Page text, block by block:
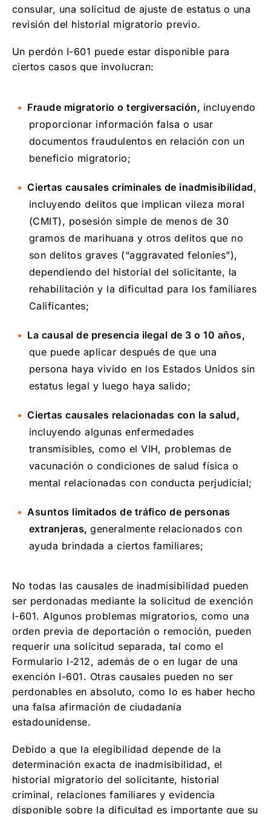
consular, una solicitud de ajuste de estatus o una
revisión del historial migratorio previo.
Un perdón I-601 puede estar disponible para
ciertos casos que involucran:
Fraude migratorio o tergiversación, incluyendo
proporcionar información falsa o usar
documentos fraudulentos en relación con un
beneficio migratorio;
Ciertas causales criminales de inadmisibilidad,
incluyendo delitos que implican vileza moral
(CMIT), posesión simple de menos de 30
gramos de marihuana y otros delitos que no
son delitos graves (“aggravated felonies”),
dependiendo del historial del solicitante, la
rehabilitación y la dificultad para los familiares
Calificantes;
La causal de presencia ilegal de 3 o 10 años,
que puede aplicar después de que una
persona haya vivido en los Estados Unidos sin
estatus legal y luego haya salido;
Ciertas causales relacionadas con la salud,
incluyendo algunas enfermedades
transmisibles, como el VIH, problemas de
vacunación o condiciones de salud física o
mental relacionadas con conducta perjudicial;
Asuntos limitados de tráfico de personas
extranjeras,generalmente relacionados con
ayuda brindada a ciertos familiares;
No todas las causales de inadmisibilidad pueden
ser perdonadas mediante la solicitud de exención
I-601. Algunos problemas migratorios, como una
orden previa de deportación o remoción, pueden
requerir una solicitud separada, tal como el
Formulario I-212, además de o en lugar de una
exención I-601. Otras causales pueden no ser
perdonables en absoluto, como lo es haber hecho
una falsa afirmación de ciudadanía
estadounidense.
Debido a que la elegibilidad depende de la
determinación exacta de inadmisibilidad, el
historial migratorio del solicitante, historial
criminal, relaciones familiares y evidencia
disponible sobre la dificultad es importante que su